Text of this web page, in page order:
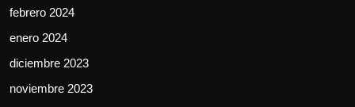
febrero 2024
enero 2024
diciembre 2023
noviembre 2023